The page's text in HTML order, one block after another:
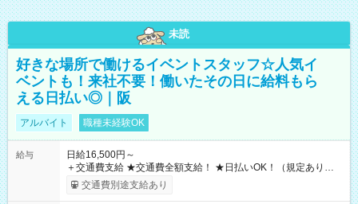
未読
好きな場所で働けるイベントスタッフ☆人気イ
ベントも！来社不要！働いたその日に給料もら
える日払い◎｜阪
アルバイト 職種未経験OK
給与
日給16,500円～
＋交通費支給 ★交通費全額支給！ ★日払いOK！（規定あり） ┗
働いたその日に現金GET♪ お仕事後はコンビニATMから 日払
交通費別途支給あり